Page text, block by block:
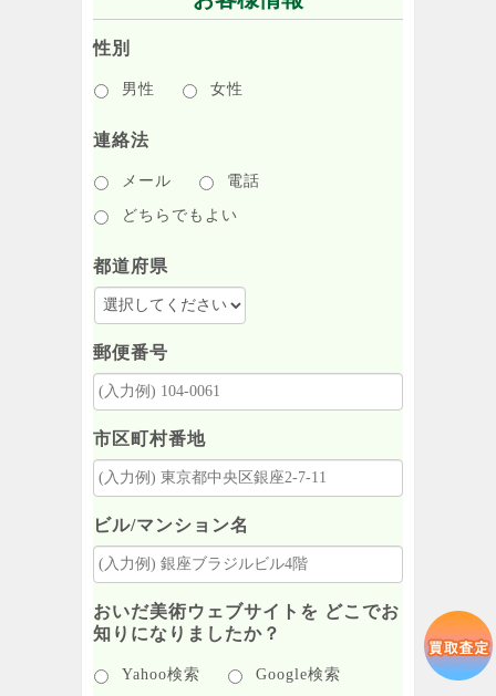
性別
男性 女性
連絡法
メール 電話
どちらでもよい
都道府県
郵便番号
市区町村番地
ビル/マンション名
おいだ美術ウェブサイトを どこでお
知りになりましたか？
Yahoo検索 Google検索